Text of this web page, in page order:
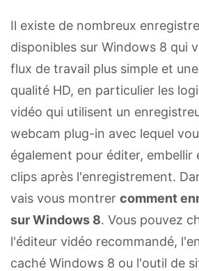
Il existe de nombreux
disponibles sur Windows 8 qui
flux de travail plus simple et
qualité HD, en particulier les
vidéo qui utilisent un
webcam plug-in avec lequel
également pour éditer, embellir
clips après l'enregistrement.
vais vous montrer comment
sur Windows 8. Vous pouvez
l'éditeur vidéo recommandé,
caché Windows 8 ou l'outil de